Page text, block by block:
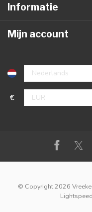
Informatie
Mijn account
€
© Copyright 2026